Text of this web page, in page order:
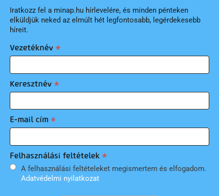
Iratkozz fel a minap.hu hírlevelére, és minden pénteken
elküldjük neked az elmúlt hét legfontosabb, legérdekesebb
híreit.
Vezetéknév
Keresztnév
E-mail cím
Felhasználási feltételek
A felhasználási feltételeket megismertem és elfogadom.
Adatvédelmi nyilatkozat